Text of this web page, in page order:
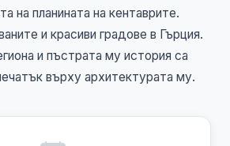
на планината на кентаврите.
и красиви градове в Гърция.
и пъстрата му история са
върху архитектурата му.